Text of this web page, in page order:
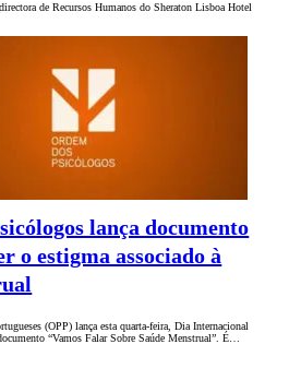
de Recursos Humanos do Sheraton Lisboa Hotel
lança documento
o estigma associado à
(OPP) lança esta quarta-feira, Dia Internacional
“Vamos Falar Sobre Saúde Menstrual”. É…